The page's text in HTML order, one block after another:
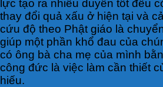
lực tạo ra nhiều duyên tốt đều
thay đổi quả xấu ở hiện tại và
cứu độ theo Phật giáo là
giúp một phần khổ đau của
có ông bà cha mẹ của mình
công đức là việc làm cần thiết
hiếu.